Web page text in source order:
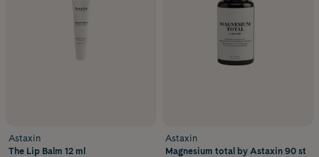
Astaxin
The Lip Balm 12 ml
Astaxin
Magnesium total by Astaxin 90 st